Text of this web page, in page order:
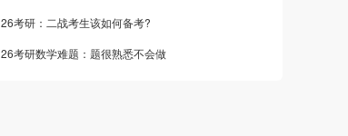
26考研：二战考生该如何备考?
26考研数学难题：题很熟悉不会做